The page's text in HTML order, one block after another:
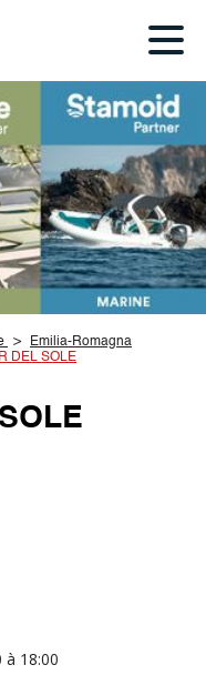
Emilia-Romagna
DEL SOLE
à 18:00